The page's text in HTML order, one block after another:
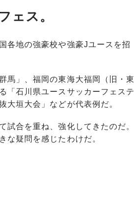
ェス。
各地の強豪校や強豪Jユースを招
馬」、福岡の東海大福岡（旧・東
「石川県ユースサッカーフェステ
大垣大会」などが代表例だ。
合を重ね、強化してきたのだ。
な疑問を感じたわけだ。